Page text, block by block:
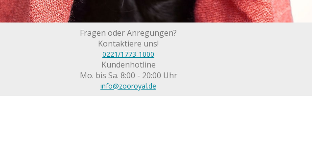
Fragen oder Anregungen?
Kontaktiere uns!
0221/1773-1000
Kundenhotline
Mo. bis Sa. 8:00 - 20:00 Uhr
info@zooroyal.de